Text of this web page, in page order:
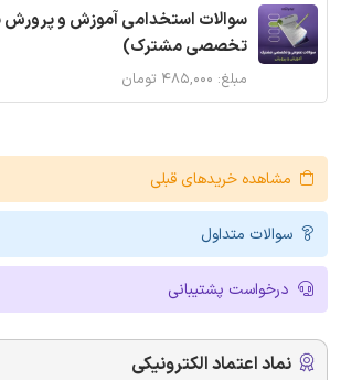
سوالات استخدامی آموزش و
تخصصی مشترک)
مبلغ: ۴۸۵,۰۰۰ تومان
مشاهده خریدهای قبلی
سوالات متداول
درخواست پشتیبانی
نماد اعتماد الکترونیکی